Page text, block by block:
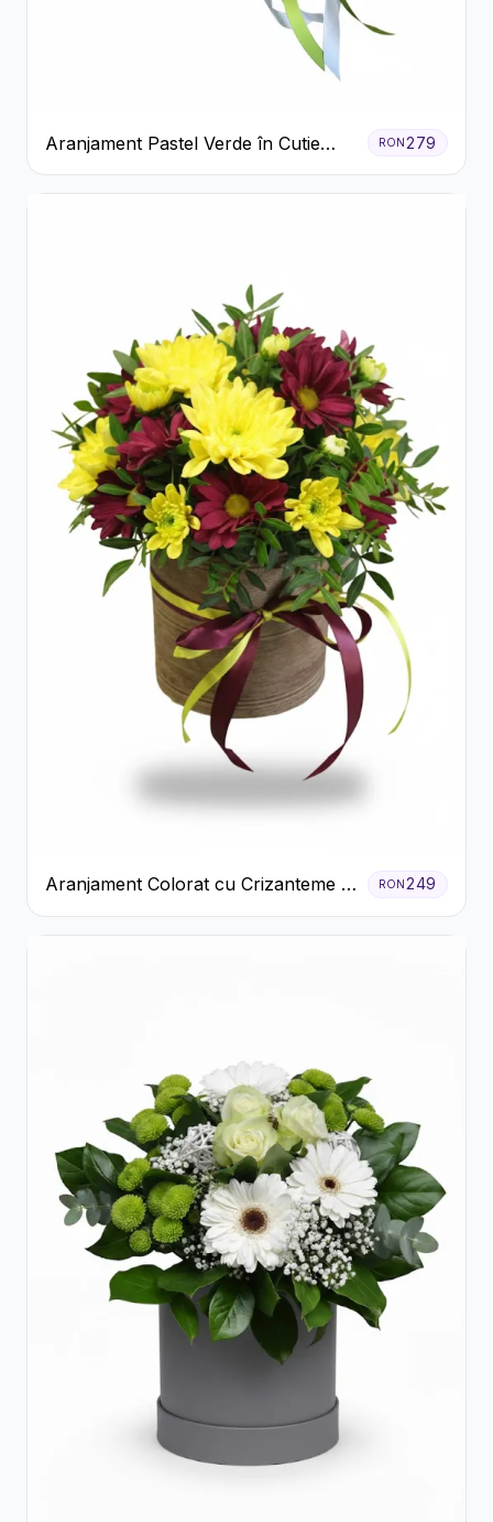
Aranjament Pastel Verde în Cutie
Galben Pal
RON 279
Aranjament Colorat cu Crizanteme în
Cutie Rustică
RON249